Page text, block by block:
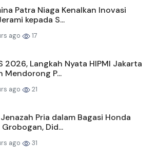
Patra Niaga Kenalkan Inovasi
kepada S...
ago 17
2026, Langkah Nyata HIPMI Jakarta
Mendorong P...
ago 21
Pria dalam Bagasi Honda
Did...
ago 31